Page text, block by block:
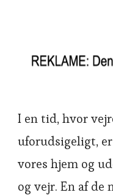
I en tid, hvor
uforudsigeligt,
vores hjem og
og vejr. En af de